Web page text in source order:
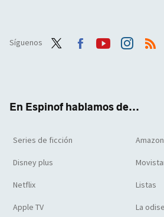
Síguenos
En Espinof hablamos de...
Series de ficción
Disney plus
Netflix Listas
Apple TV La